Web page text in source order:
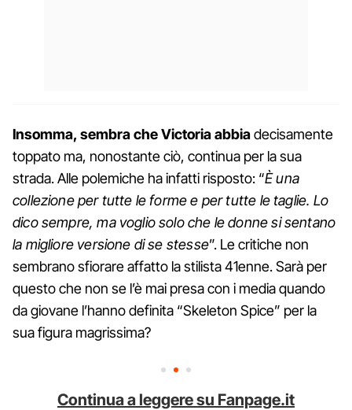
Insomma, sembra che Victoria abbiadecisamente
toppato ma, nonostante ciò, continua per la sua
strada. Alle polemiche ha infatti risposto: “È una
collezione per tutte le forme e per tutte le taglie. Lo
dico sempre, ma voglio solo che le donne si sentano
la migliore versione di se stesse”. Le critiche non
sembrano sfiorare affatto la stilista 41enne. Sarà per
questo che non se l’è mai presa con i media quando
da giovane l’hanno definita “Skeleton Spice” per la
sua figura magrissima?
Continua a leggere su Fanpage.it